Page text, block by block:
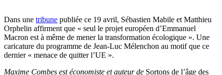
Dans une tribune publiée ce 19 avril, Sébastien Mabile et Matthieu
Orphelin affirment que « seul le projet européen d’Emmanuel
Macron est à même de mener la transformation écologique ». Une
caricature du programme de Jean-Luc Mélenchon au motif que ce
dernier « menace de quitter l’UE ».
Maxime Combes est économiste et auteur de Sortons de l’âge des